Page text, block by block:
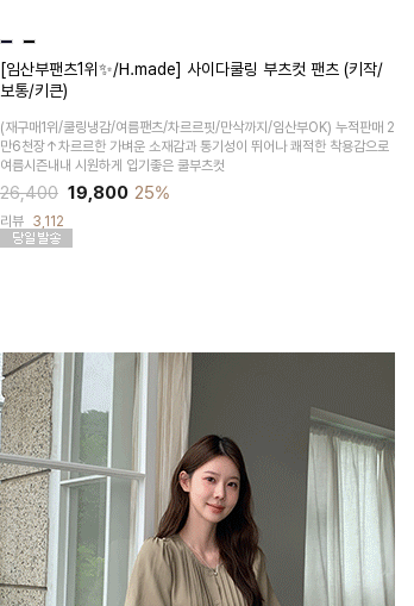
[임산부팬츠1위✨/H.made] 사이다쿨링 부츠컷 팬츠 (키작/
보통/키큰)
(재구매1위/쿨링냉감/여름팬츠/차르르핏/만삭까지/임산부OK) 누적판매 2
만6천장↑차르르한 가벼운 소재감과 통기성이 뛰어나 쾌적한 착용감으로
여름시즌내내 시원하게 입기좋은 쿨부츠컷
26,400 19,800 25%
리뷰 3,112